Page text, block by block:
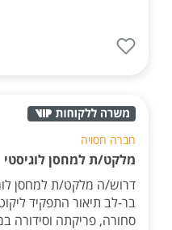
חברה חסויה
מלקט/ת למחסן לוגיסטי
דרוש/ה מלקט/ת למחסן
בר-לב תיאור התפקיד
סחורה, פריקתה וסידורה